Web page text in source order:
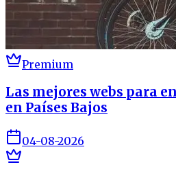
Premium
Las mejores webs para
en Países Bajos
04-08-2026